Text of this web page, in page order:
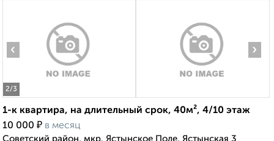
2/3
‹ ›
1-к квартира, на длительный срок, 40м², 4/10 этаж
10 000 ₽ в месяц
Советский район, мкр. Ястынское Поле, Ястынская 3